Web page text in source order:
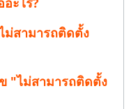
ม่สามารถติดตั้ง
"ไม่สามารถติดตั้ง